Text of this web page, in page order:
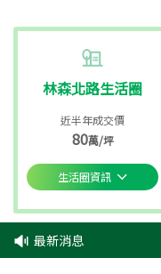
林森北路生活圈
近半年成交價
80萬/坪
生活圈資訊
最新消息